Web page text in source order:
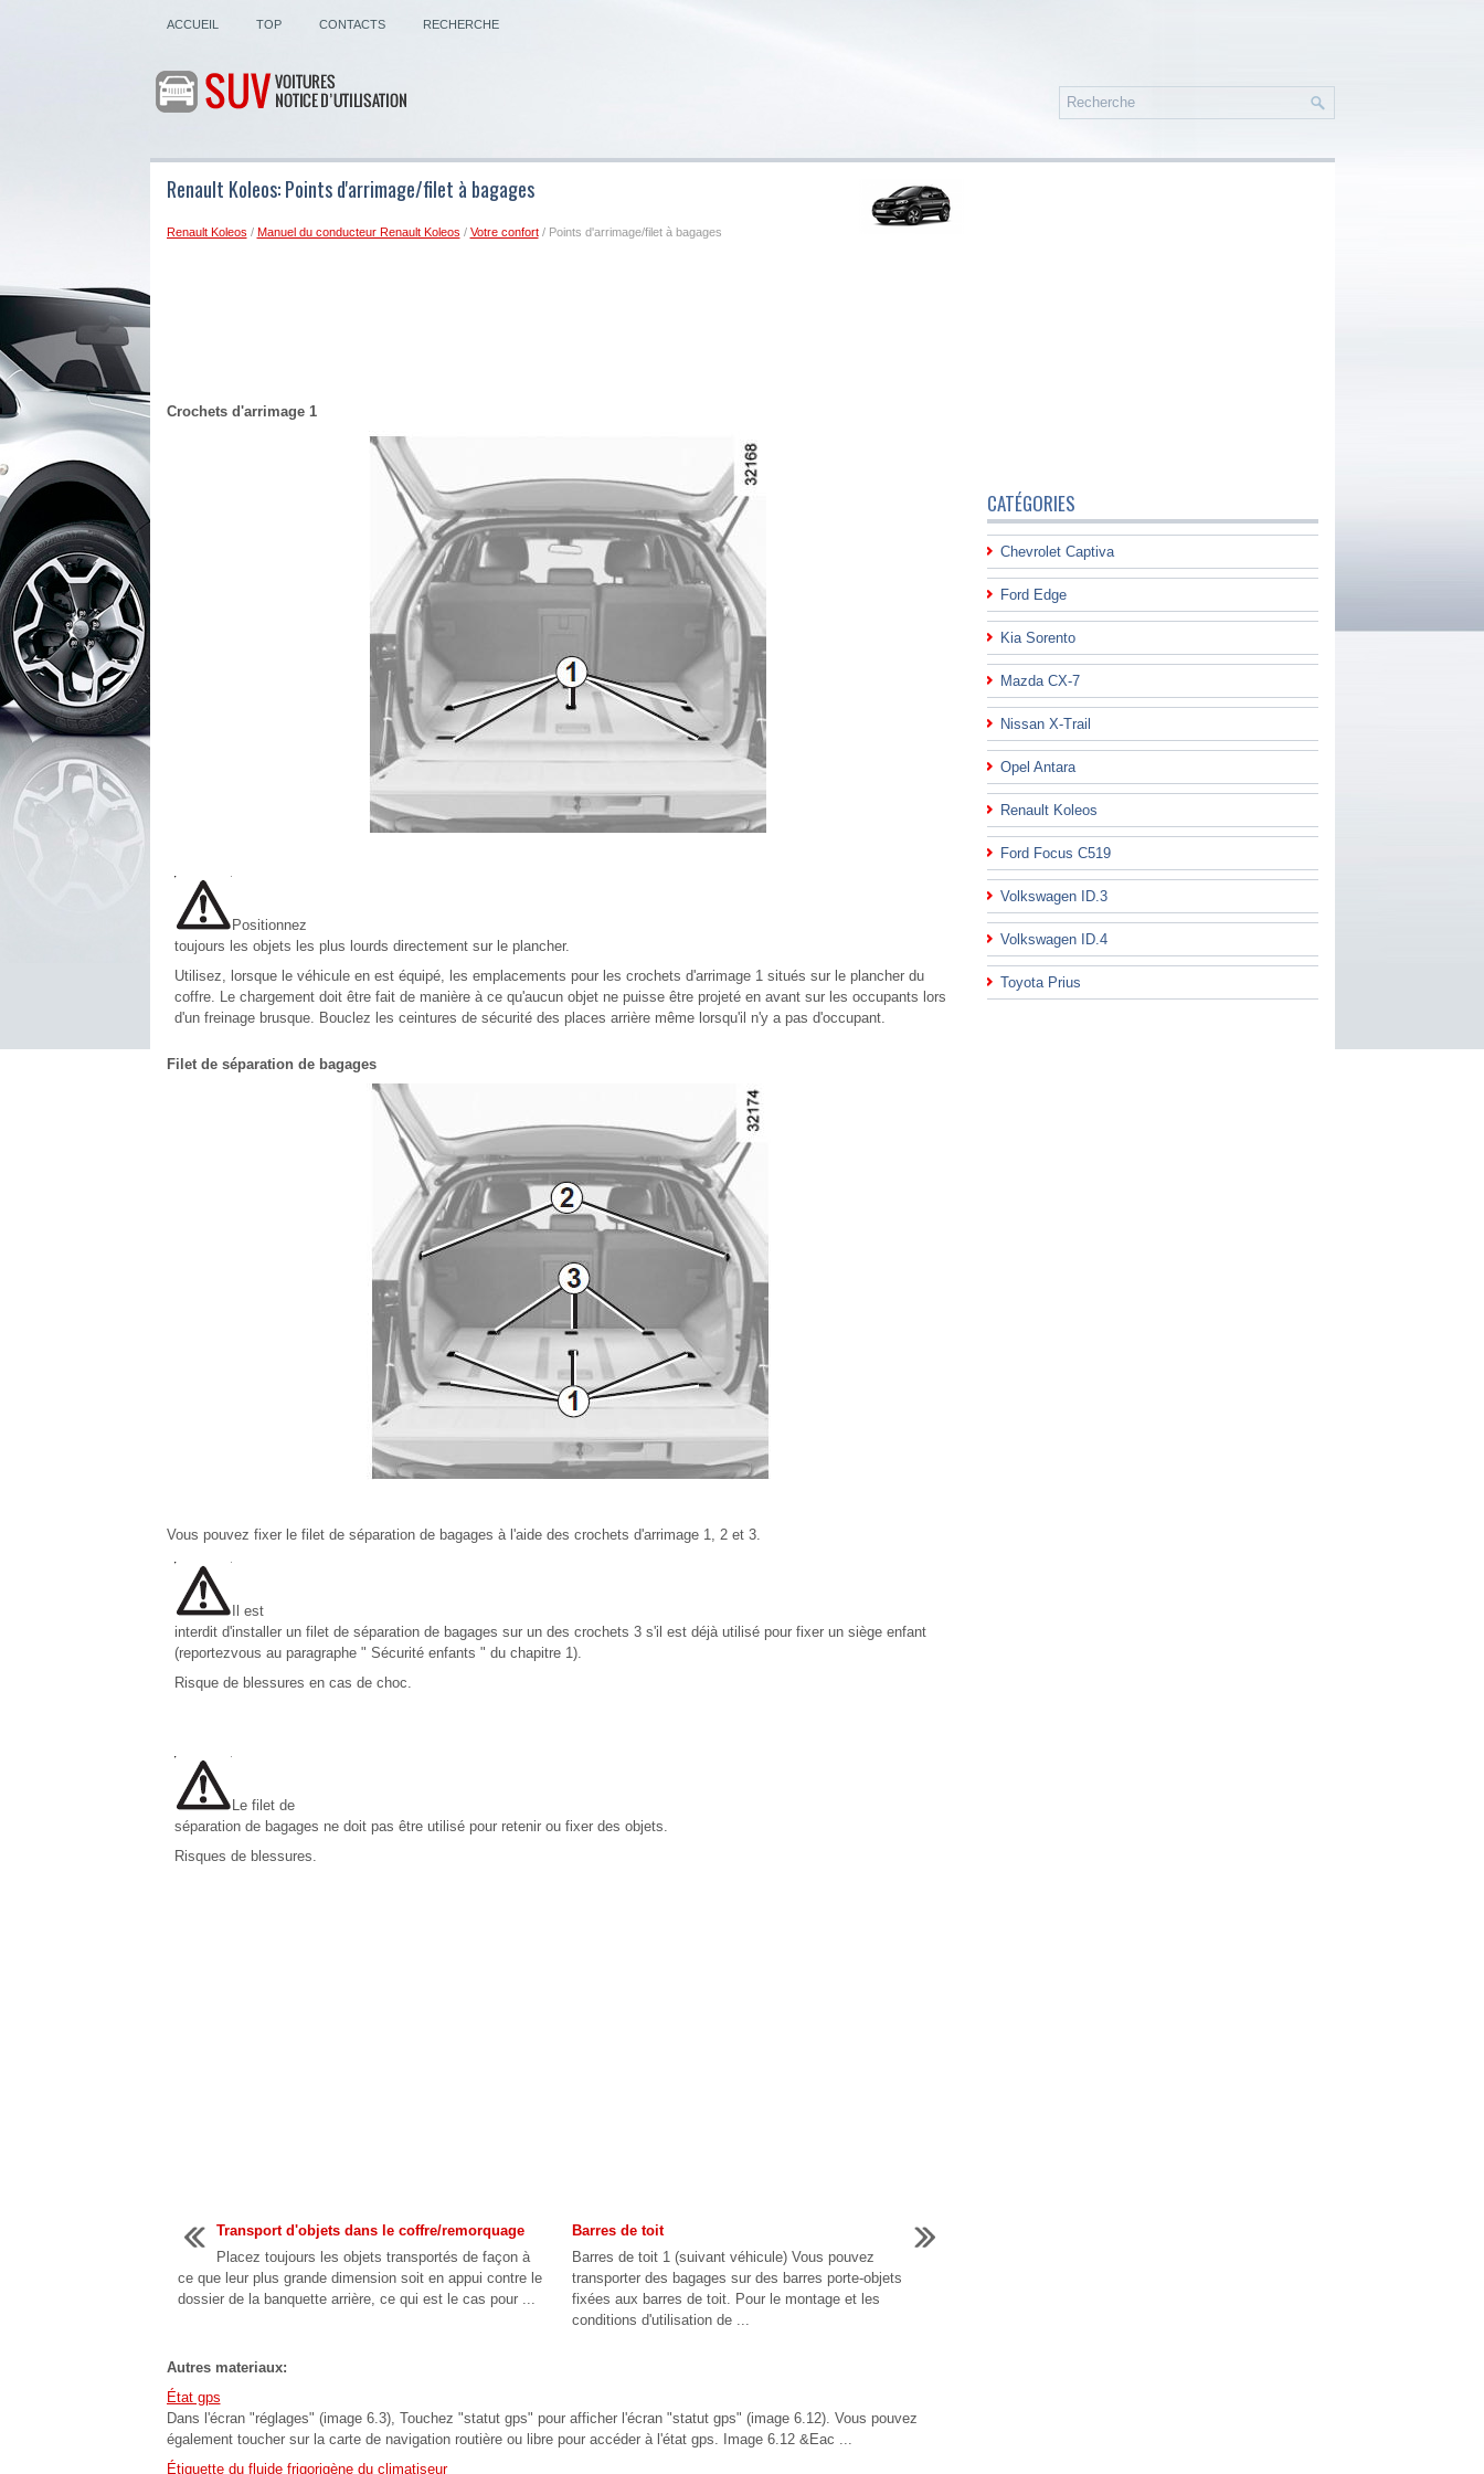
ACCUEIL TOP CONTACTS RECHERCHE
Renault Koleos: Points d'arrimage/filet à bagages
Renault Koleos / Manuel du conducteur Renault Koleos / Votre confort/ Points d'arrimage/filet à bagages
Crochets d'arrimage 1
Positionnez
toujours les objets les plus lourds directement sur le plancher.
Utilisez, lorsque le véhicule en est équipé, les emplacements pour les crochets d'arrimage 1 situés sur le plancher du
coffre. Le chargement doit être fait de manière à ce qu'aucun objet ne puisse être projeté en avant sur les occupants lors
d'un freinage brusque. Bouclez les ceintures de sécurité des places arrière même lorsqu'il n'y a pas d'occupant.
Filet de séparation de bagages
Vous pouvez fixer le filet de séparation de bagages à l'aide des crochets d'arrimage 1, 2 et 3.
Il est
interdit d'installer un filet de séparation de bagages sur un des crochets 3 s'il est déjà utilisé pour fixer un siège enfant
(reportezvous au paragraphe " Sécurité enfants " du chapitre 1).
Risque de blessures en cas de choc.
Le filet de
séparation de bagages ne doit pas être utilisé pour retenir ou fixer des objets.
Risques de blessures.
Transport d'objets dans le coffre/remorquage
Placez toujours les objets transportés de façon à
ce que leur plus grande dimension soit en appui contre le
dossier de la banquette arrière, ce qui est le cas pour ...
Barres de toit
Barres de toit 1 (suivant véhicule) Vous pouvez
transporter des bagages sur des barres porte-objets
fixées aux barres de toit. Pour le montage et les
conditions d'utilisation de ...
Autres materiaux:
État gps
Dans l'écran "réglages" (image 6.3), Touchez "statut gps" pour afficher l'écran "statut gps" (image 6.12). Vous pouvez
également toucher sur la carte de navigation routière ou libre pour accéder à l'état gps. Image 6.12 &Eac ...
Étiquette du fluide frigorigène du climatiseur
CATÉGORIES
Chevrolet Captiva
Ford Edge
Kia Sorento
Mazda CX-7
Nissan X-Trail
Opel Antara
Renault Koleos
Ford Focus C519
Volkswagen ID.3
Volkswagen ID.4
Toyota Prius